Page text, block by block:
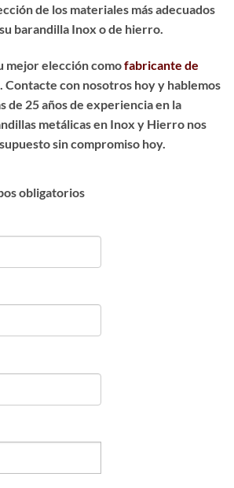
de los materiales más adecuados
barandilla Inox o de hierro.
mejor elección comofabricante de
. Contacte con nosotros hoy y hablemos
de 25 años de experiencia en la
metálicas en Inox y Hierro nos
sin compromiso hoy.
obligatorios